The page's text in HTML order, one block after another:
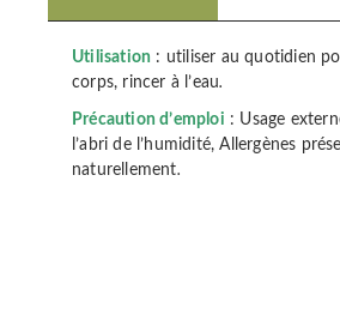
Utilisation : utiliser au quotidien
corps, rincer à l’eau
Précaution d’emploi : Usage
l’abri de l’humidité, Allergènes
naturellement.